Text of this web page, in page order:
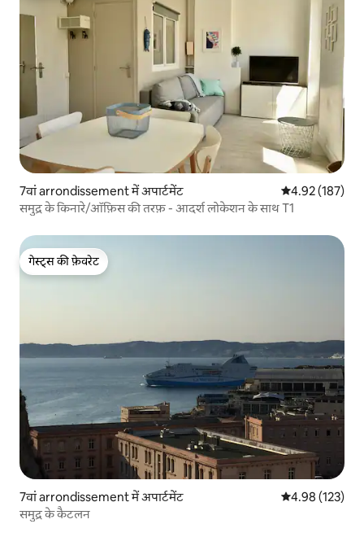
7वां arrondissement में अपार्टमेंट औसत रेटिंग 5 में से
4.92 (187)
समुद्र के किनारे/ऑफ़िस की तरफ़ - आदर्श लोकेशन के साथ T1
गेस्ट्स की फ़ेवरेट
गेस्ट्स की फ़ेवरेट
7वां arrondissement में अपार्टमेंट औसत रेटिंग 5 में से
4.98 (123)
समुद्र के कैटलन